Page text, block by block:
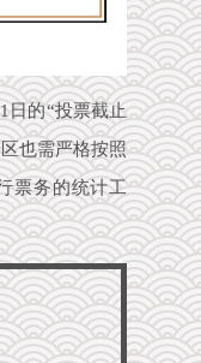
日的“投票截止
也需严格按照
票务的统计工